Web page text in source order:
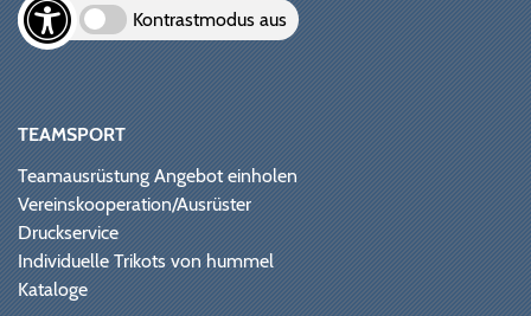
Kontrastmodus aus
TEAMSPORT
Teamausrüstung Angebot einholen
Vereinskooperation/Ausrüster
Druckservice
Individuelle Trikots von hummel
Kataloge